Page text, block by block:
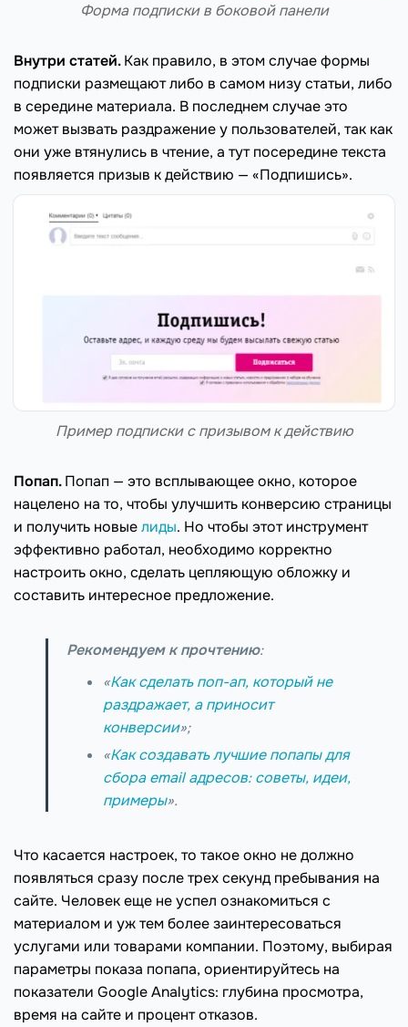
Форма подписки в боковой панели
Внутри статей.Как правило, в этом случае формы
подписки размещают либо в самом низу статьи, либо
в середине материала. В последнем случае это
может вызвать раздражение у пользователей, так как
они уже втянулись в чтение, а тут посередине текста
появляется призыв к действию — «Подпишись».
Пример подписки с призывом к действию
Попап.Попап — это всплывающее окно, которое
нацелено на то, чтобы улучшить конверсию страницы
и получить новыелиды. Но чтобы этот инструмент
эффективно работал, необходимо корректно
настроить окно, сделать цепляющую обложку и
составить интересное предложение.
Рекомендуем к прочтению:
«Как сделать поп-ап, который не
раздражает, а приносит
конверсии»;
«Как создавать лучшие попапы для
сбора email адресов: советы, идеи,
примеры».
Что касается настроек, то такое окно не должно
появляться сразу после трех секунд пребывания на
сайте. Человек еще не успел ознакомиться с
материалом и уж тем более заинтересоваться
услугами или товарами компании. Поэтому, выбирая
параметры показа попапа, ориентируйтесь на
показатели Google Analytics: глубина просмотра,
время на сайте и процент отказов.